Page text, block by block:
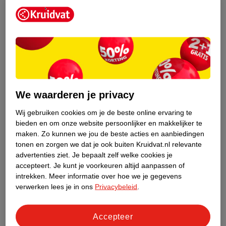
Kerstcadeaus per budget
Hoeveel je uitgeeft aan een kerstcadeau ligt aan je eigen
portemonnee en aan je band met diegene. Aan een cadeau voor
je vriend of man geef je misschien wat meer uit dan aan het
kerstcadeau voor je zwager. Maar het gaat uiteindelijk ook niet
om het bedrag, het gaat om het gebaar en de moeite die je erin
hebt gestoken.
Wil je ongeveer 10 euro uitgeven aan je kerstcadeau, dan kan je
gaan voor:
We waarderen je privacy
Wij gebruiken cookies om je de beste online ervaring te
bieden en om onze website persoonlijker en makkelijker te
maken. Zo kunnen we jou de beste acties en aanbiedingen
tonen en zorgen we dat je ook buiten Kruidvat.nl relevante
advertenties ziet. Je bepaalt zelf welke cookies je
accepteert. Je kunt je voorkeuren altijd aanpassen of
intrekken.
Meer informatie over hoe we je gegevens
verwerken lees je in ons Privacybeleid
Accepteer